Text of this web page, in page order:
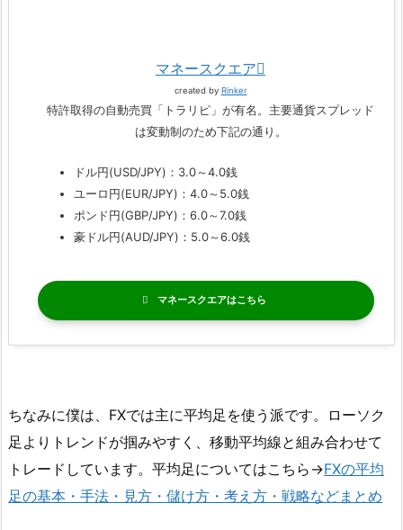
マネースクエア
created by Rinker
特許取得の自動売買「トラリピ」が有名。主要通貨スプレッド
は変動制のため下記の通り。
ドル円(USD/JPY)：3.0～4.0銭
ユーロ円(EUR/JPY)：4.0～5.0銭
ポンド円(GBP/JPY)：6.0～7.0銭
豪ドル円(AUD/JPY)：5.0～6.0銭
マネースクエア
ちなみに僕は、FXでは主に平均足を使う派です。ローソク
足よりトレンドが掴みやすく、移動平均線と組み合わせて
トレードしています。平均足についてはこちら→FXの平均
足の基本・手法・見方・儲け方・考え方・戦略などまとめ